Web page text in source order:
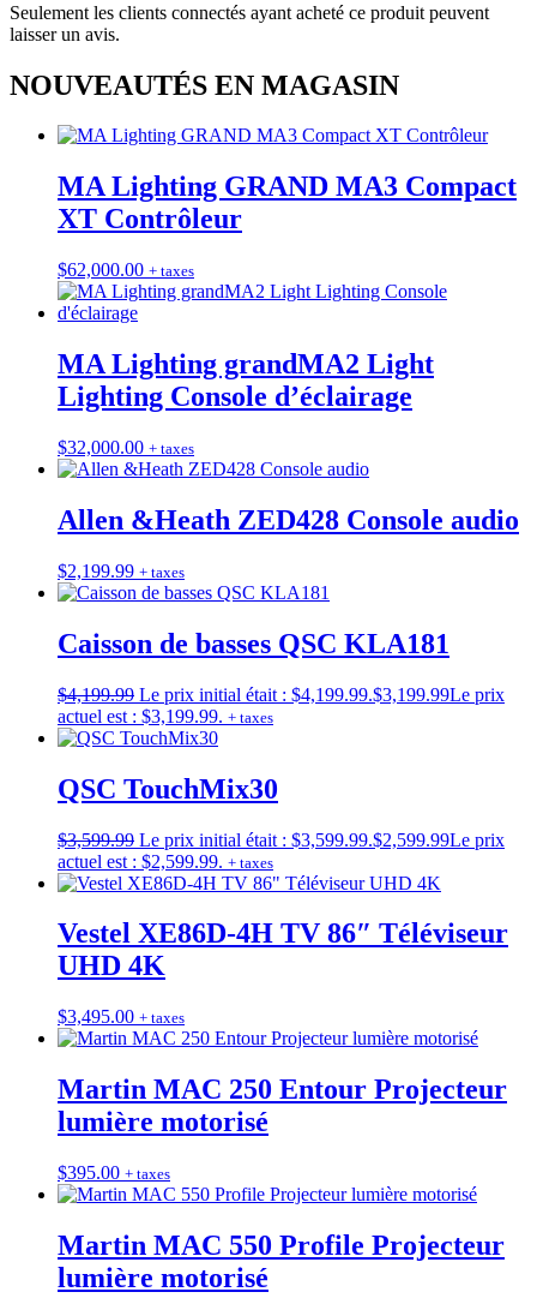
Seulement les clients connectés ayant acheté ce produit peuvent
laisser un avis.
NOUVEAUTÉS EN MAGASIN
MA Lighting GRAND MA3 Compact
XT Contrôleur
$62,000.00 + taxes
MA Lighting grandMA2 Light
Lighting Console d’éclairage
$32,000.00 + taxes
Allen &Heath ZED428 Console audio
$2,199.99 + taxes
Caisson de basses QSC KLA181
$4,199.99 Le prix initial était : $4,199.99.$3,199.99Le prix
actuel est : $3,199.99. + taxes
QSC TouchMix30
$3,599.99 Le prix initial était : $3,599.99.$2,599.99Le prix
actuel est : $2,599.99. + taxes
Vestel XE86D-4H TV 86″ Téléviseur
UHD 4K
$3,495.00 + taxes
Martin MAC 250 Entour Projecteur
lumière motorisé
$395.00 + taxes
Martin MAC 550 Profile Projecteur
lumière motorisé